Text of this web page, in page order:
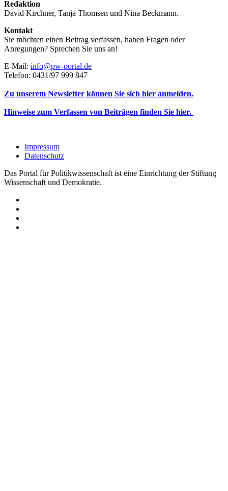
Redaktion
David Kirchner, Tanja Thomsen und Nina Beckmann.
Kontakt
Sie möchten einen Beitrag verfassen, haben Fragen oder
Anregungen? Sprechen Sie uns an!
E-Mail: info@pw-portal.de
Telefon: 0431/97 999 847
Zu unserem Newsletter können Sie sich hier anmelden.
Hinweise zum Verfassen von Beiträgen finden Sie hier.
Impressum
Datenschutz
Das Portal für Politikwissenschaft ist eine Einrichtung der Stiftung
Wissenschaft und Demokratie.